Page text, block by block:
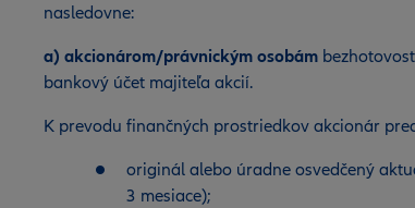
nasledovne:
a) akcionárom/právnickým osobám
bankový účet majiteľa akcií.
K prevodu finančných prostriedkov akcionár
originál alebo úradne osvedčený
3 mesiace);